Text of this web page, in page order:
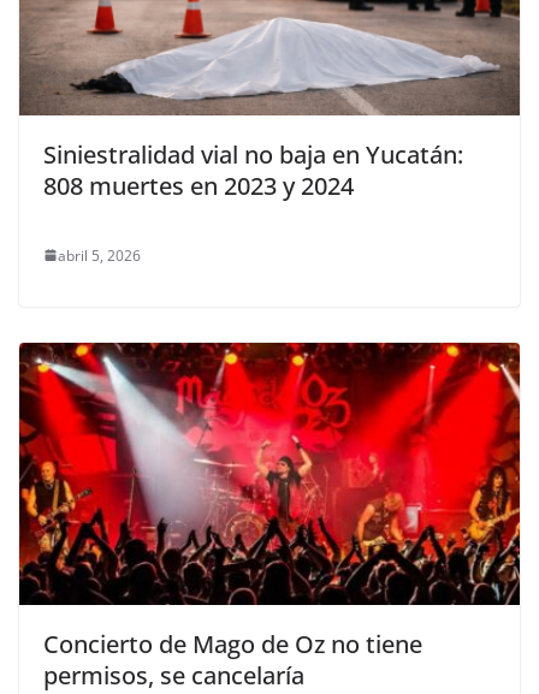
Siniestralidad vial no baja en Yucatán:
808 muertes en 2023 y 2024
abril 5, 2026
Concierto de Mago de Oz no tiene
permisos, se cancelaría